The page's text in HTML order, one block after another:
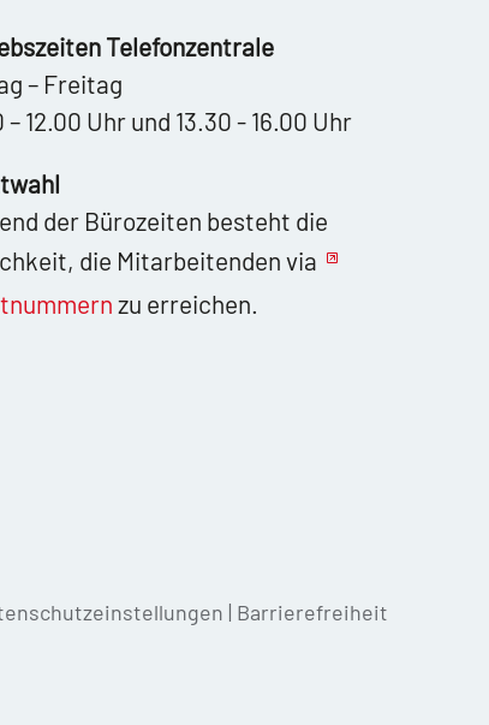
Telefonzentrale
– Freitag
– 12.00 Uhr und 13.30 - 16.00 Uhr
der Bürozeiten besteht die
die Mitarbeitenden via
zu erreichen.
| Barrierefreiheit